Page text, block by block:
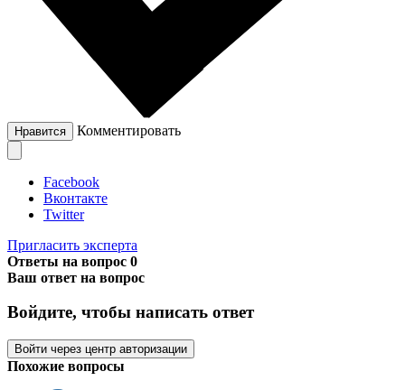
Нравится Комментировать
Facebook
Вконтакте
Twitter
Пригласить эксперта
Ответы на вопрос 0
Ваш ответ на вопрос
Войдите, чтобы написать ответ
Войти через центр авторизации
Похожие вопросы